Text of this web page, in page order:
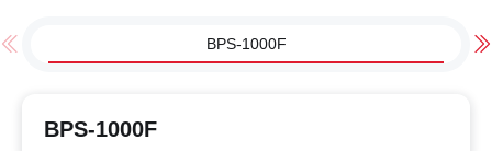
BPS-1000F
BPS-1000F